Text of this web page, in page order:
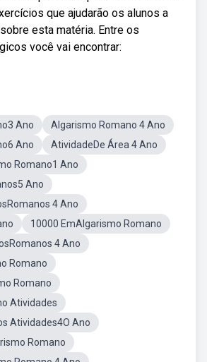
que ajudarão os alunos a
esta matéria. Entre os
você vai encontrar:
Ano
Algarismo Romano 4 Ano
Ano
AtividadeDe Área 4 Ano
Romano1 Ano
Ano
4 Ano
10000 EmAlgarismo Romano
4 Ano
Romano
Romano
Atividades
Atividades4O Ano
Romano